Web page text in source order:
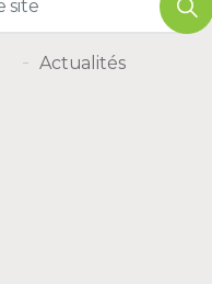
Actualités